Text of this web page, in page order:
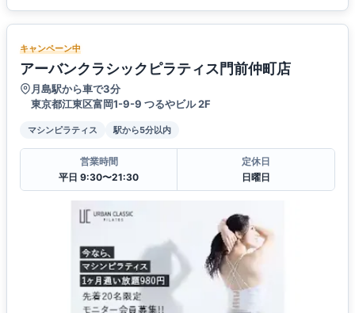
キャンペーン中
アーバンクラシックピラティス門前仲町店
月島駅から車で3分
東京都江東区富岡1-9-9 つるやビル 2F
マシンピラティス 駅から5分以内
営業時間
平日 9:30〜21:30
定休日
日曜日